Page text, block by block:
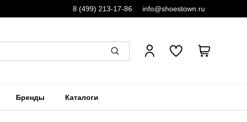
8 (499) 213-17-86 info@shoestown.ru
Бренды Каталоги